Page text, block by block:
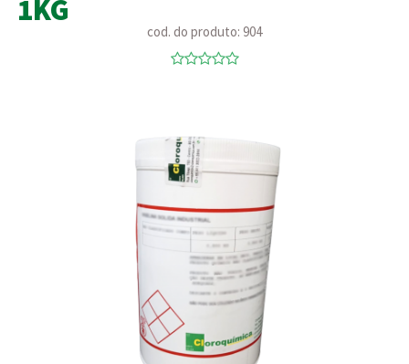
1KG
cod. do produto: 904